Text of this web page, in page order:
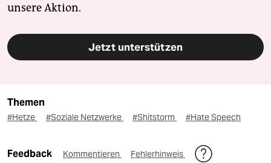
unsere Aktion.
Jetzt unterstützen
Themen
#Hetze #Soziale Netzwerke #Shitstorm #Hate Speech
Feedback Kommentieren Fehlerhinweis